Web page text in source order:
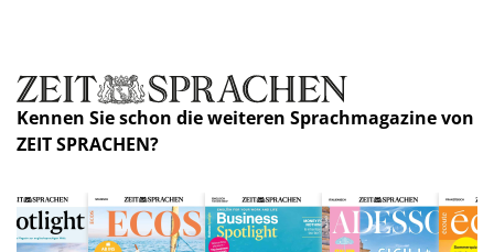
Kennen Sie schon die weiteren Sprachmagazine von
ZEIT SPRACHEN?